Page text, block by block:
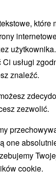
(1)
(6) Chaty
(8)
Ośrodek
i kina w
(53)
Atrakcje
zwierząt (1)
które
usługi
znaleźć.
zezwolić.
one
cookie.